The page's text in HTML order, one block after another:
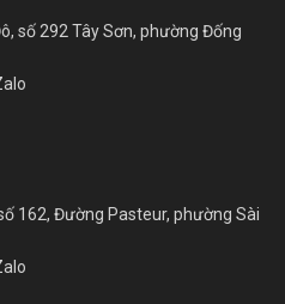
số 292 Tây Sơn, phường Đống
162, Đường Pasteur, phường Sài